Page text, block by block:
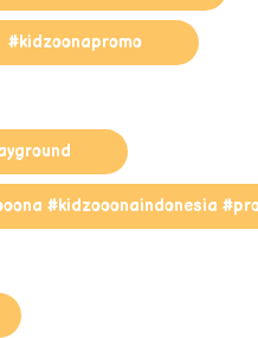
#kidzoonapromo
#kidzooonaindonesia